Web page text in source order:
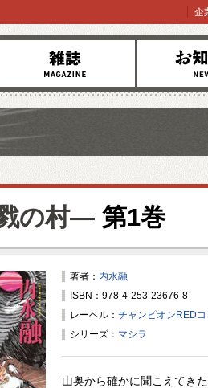
誌 お知らせ
企
の村― 第1巻
著者： 内水融
ISBN：978-4-253-23676-8
レーベル： チャンピオンRED
シリーズ： マシラ
山奥から確かに聞こえてき